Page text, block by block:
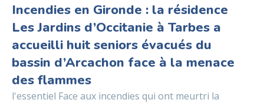
Incendies en Gironde : la résidence
Les Jardins d’Occitanie à Tarbes a
accueilli huit seniors évacués du
bassin d’Arcachon face à la menace
des flammes
l'essentiel Face aux incendies qui ont meurtri la